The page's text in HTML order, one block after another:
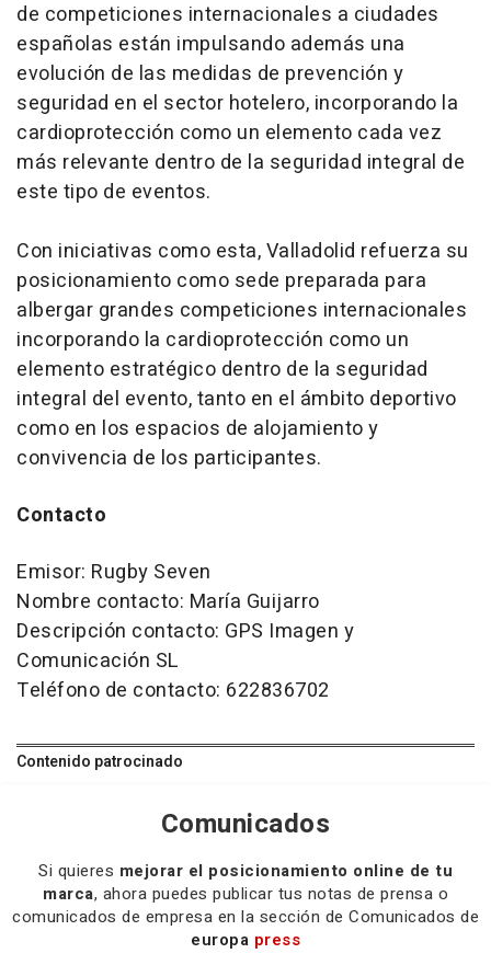
de competiciones internacionales a ciudades
españolas están impulsando además una
evolución de las medidas de prevención y
seguridad en el sector hotelero, incorporando la
cardioprotección como un elemento cada vez
más relevante dentro de la seguridad integral de
este tipo de eventos.
Con iniciativas como esta, Valladolid refuerza su
posicionamiento como sede preparada para
albergar grandes competiciones internacionales
incorporando la cardioprotección como un
elemento estratégico dentro de la seguridad
integral del evento, tanto en el ámbito deportivo
como en los espacios de alojamiento y
convivencia de los participantes.
Contacto
Emisor: Rugby Seven
Nombre contacto: María Guijarro
Descripción contacto: GPS Imagen y
Comunicación SL
Teléfono de contacto: 622836702
Contenido patrocinado
Comunicados
Si quieres mejorar el posicionamiento online de tu
marca, ahora puedes publicar tus notas de prensa o
comunicados de empresa en la sección de Comunicados de
europa press